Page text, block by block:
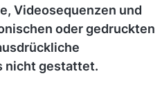
Videosequenzen und
oder gedruckten
nicht gestattet.